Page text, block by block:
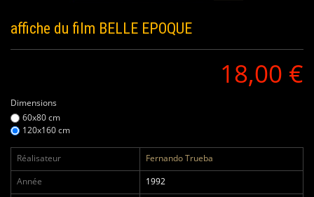
affiche du film BELLE EPOQUE
18,00 €
Dimensions
60x80 cm
120x160 cm
Réalisateur
Fernando Trueba
Année
1992